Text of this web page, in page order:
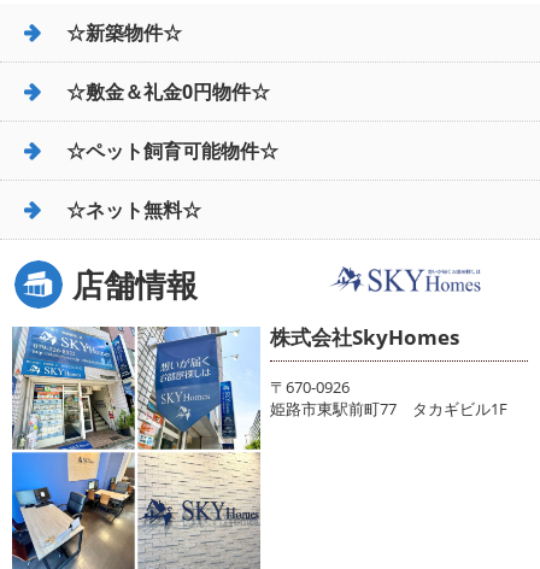
☆新築物件☆
☆敷金＆礼金0円物件☆
☆ペット飼育可能物件☆
☆ネット無料☆
店舗情報
株式会社SkyHomes
〒670-0926
姫路市東駅前町77 タカギビル1F